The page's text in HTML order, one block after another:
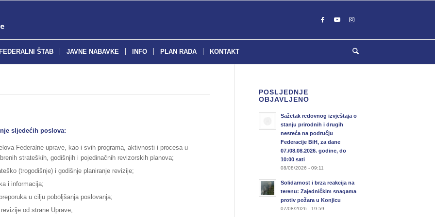
ŠTAB JAVNE NABAVKE INFO PLAN RADA KONTAKT
sljedećih poslova:
Federalne uprave, kao i svih programa, aktivnosti i procesa u
strateških, godišnjih i pojedinačnih revizorskih planova;
(trogodišnje) i godišnje planiranje revizije;
i informacija;
u cilju poboljšanja poslovanja;
od strane Uprave;
POSLJEDNJE
OBJAVLJENO
Sažetak redovnog izvještaja o
stanju prirodnih i drugih
nesreća na području
Federacije BiH, za dane
07./08.08.2026. godine, do
10:00 sati
08/08/2026 - 09:11
Solidarnost i brza reakcija na
terenu: Zajedničkim snagama
protiv požara u Konjicu
07/08/2026 - 19:59